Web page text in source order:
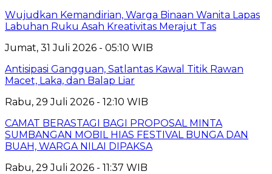
Wujudkan Kemandirian, Warga Binaan Wanita Lapas
Labuhan Ruku Asah Kreativitas Merajut Tas
Jumat, 31 Juli 2026 - 05:10 WIB
Antisipasi Gangguan, Satlantas Kawal Titik Rawan
Macet, Laka, dan Balap Liar
Rabu, 29 Juli 2026 - 12:10 WIB
CAMAT BERASTAGI BAGI PROPOSAL MINTA
SUMBANGAN MOBIL HIAS FESTIVAL BUNGA DAN
BUAH, WARGA NILAI DIPAKSA
Rabu, 29 Juli 2026 - 11:37 WIB